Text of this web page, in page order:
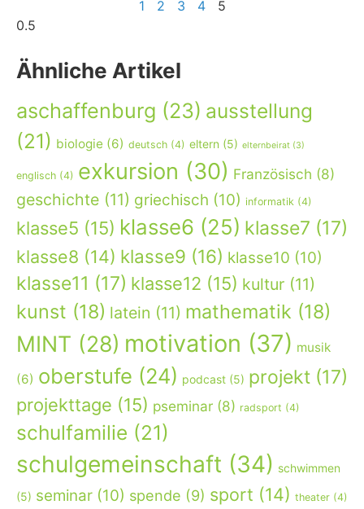
1 2 3 4 5
Ähnliche Artikel
aschaffenburg (23) ausstellung
(21) biologie (6) deutsch (4) eltern (5) elternbeirat (3)
englisch (4) exkursion (30) Französisch (8)
geschichte (11) griechisch (10) informatik (4)
klasse5 (15) klasse6 (25) klasse7 (17)
klasse8 (14) klasse9 (16) klasse10 (10)
klasse11 (17) klasse12 (15) kultur (11)
kunst (18) latein (11) mathematik (18)
MINT (28) motivation (37) musik
(6) oberstufe (24) podcast (5) projekt (17)
projekttage (15) pseminar (8) radsport (4)
schulfamilie (21)
schulgemeinschaft (34) schwimmen
(5) seminar (10) spende (9) sport (14) theater (4)